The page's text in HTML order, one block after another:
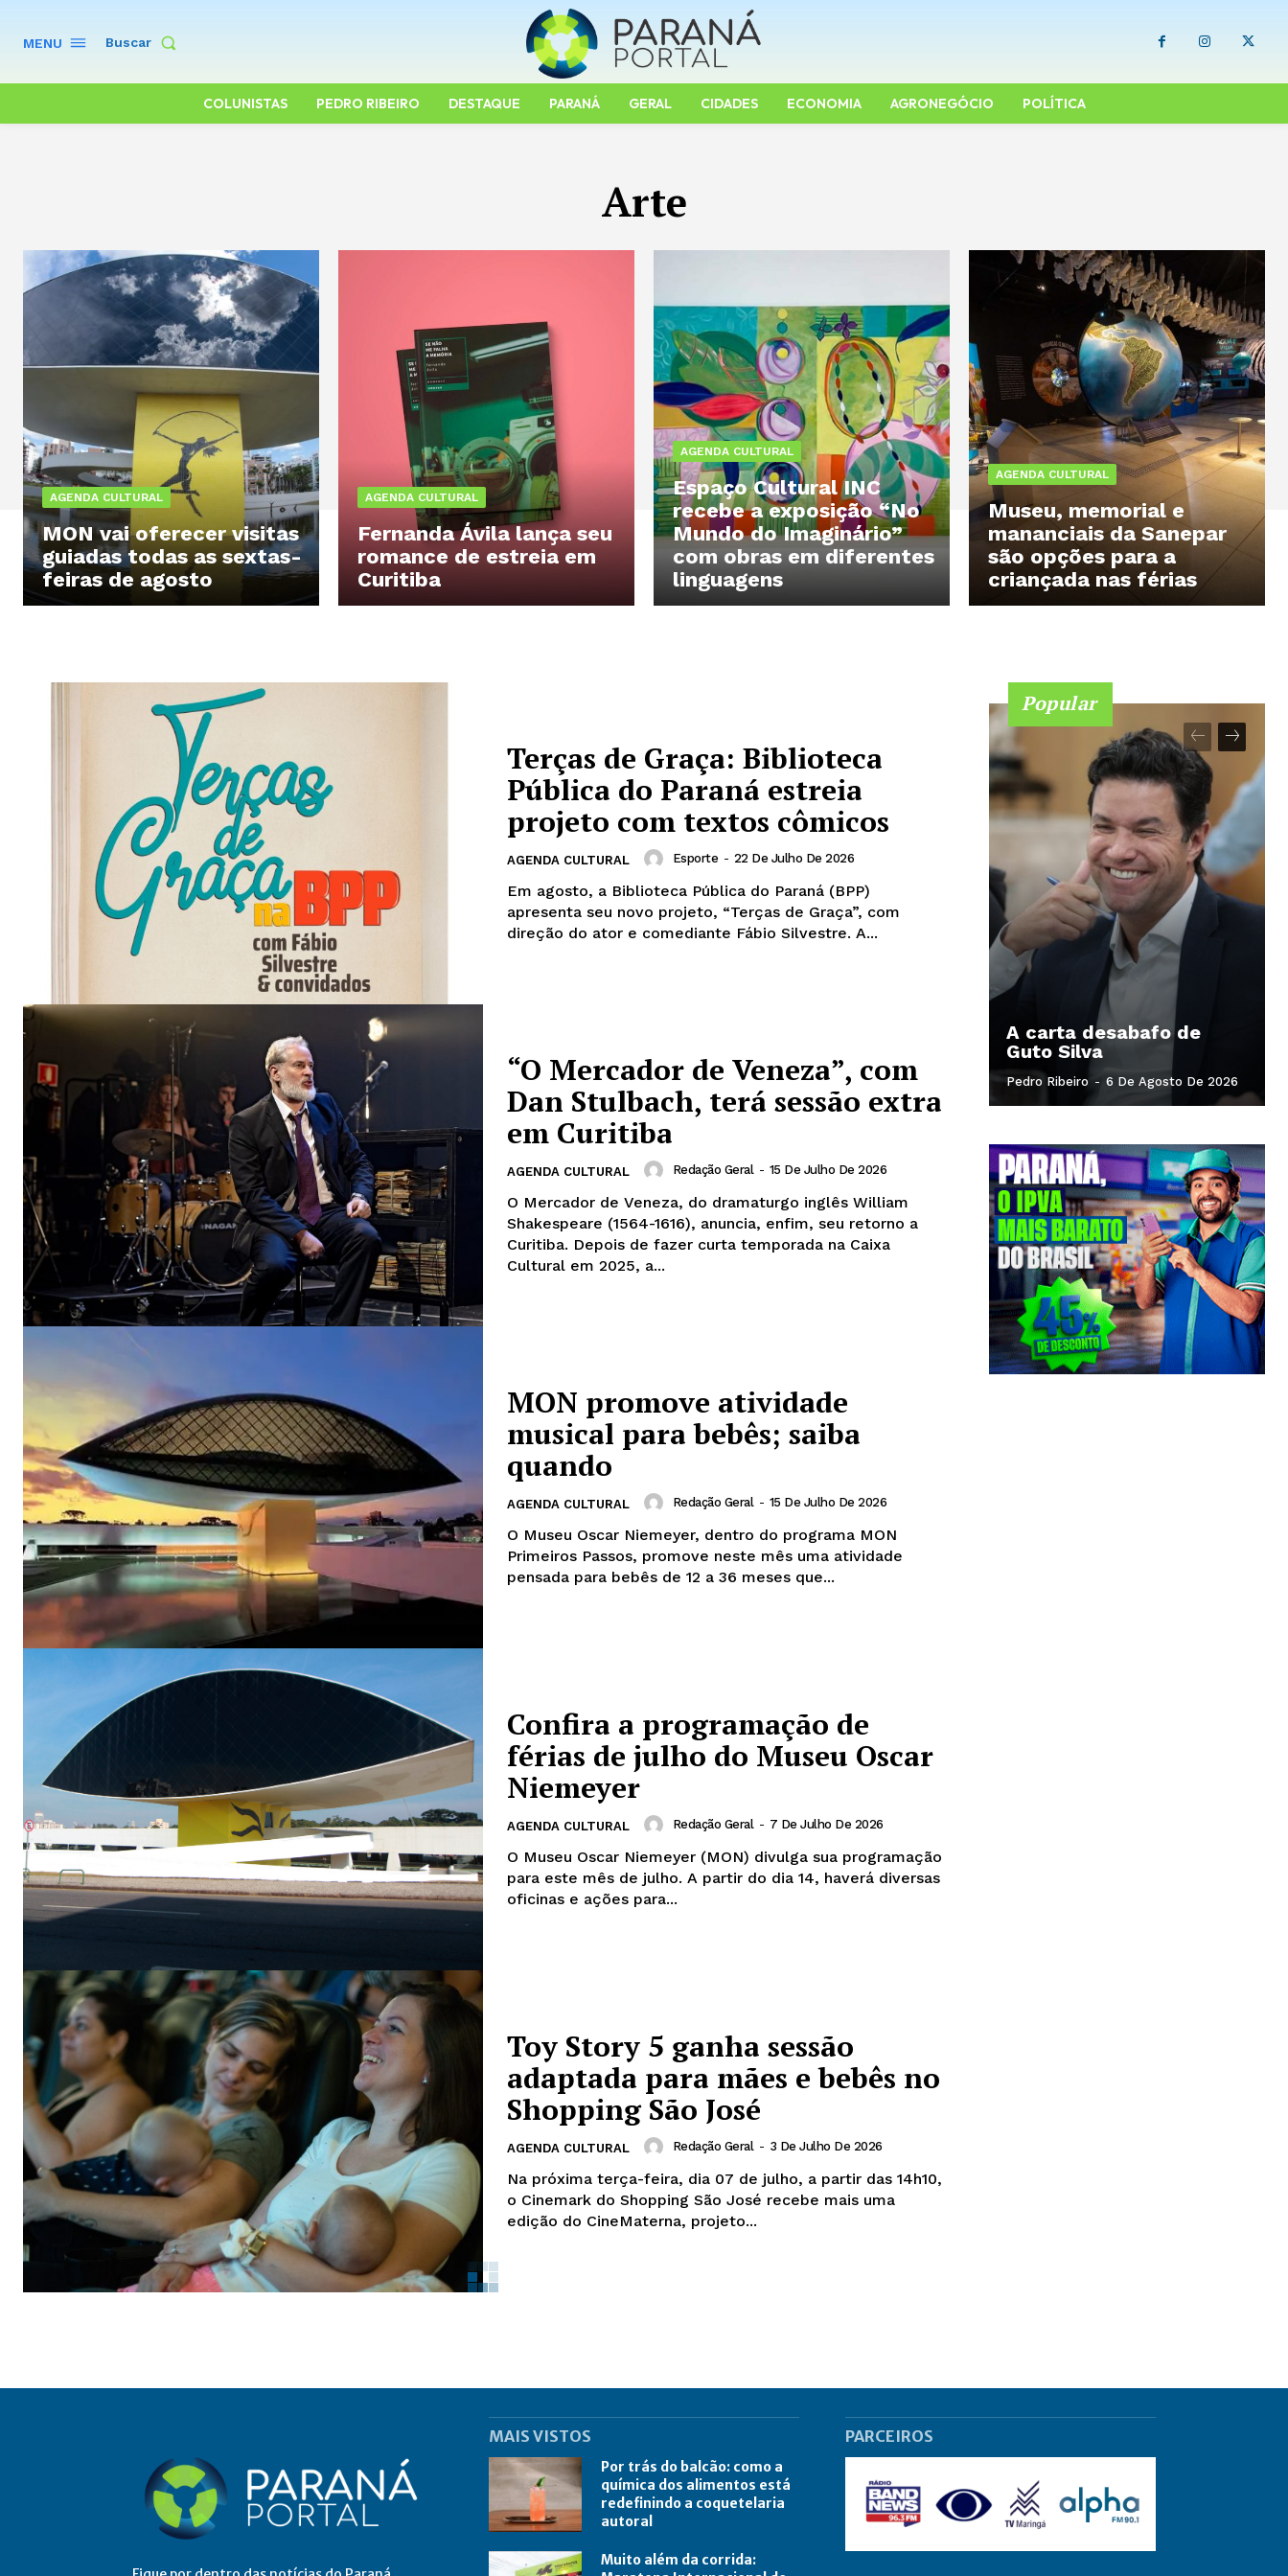
MENU Buscar
COLUNISTAS PEDRO RIBEIRO DESTAQUE PARANÁ GERAL CIDADES ECONOMIA AGRONEGÓCIO POLÍTICA
Arte
AGENDA CULTURAL
MON vai oferecer visitas
guiadas todas as sextas-
feiras de agosto
AGENDA CULTURAL
Fernanda Ávila lança seu
romance de estreia em
Curitiba
AGENDA CULTURAL
Espaço Cultural INC
recebe a exposição “No
Mundo do Imaginário”
com obras em diferentes
linguagens
AGENDA CULTURAL
Museu, memorial e
mananciais da Sanepar
são opções para a
criançada nas férias
Terças de Graça: Biblioteca
Pública do Paraná estreia
projeto com textos cômicos
AGENDA CULTURAL Esporte - 22 De Julho De 2026
Em agosto, a Biblioteca Pública do Paraná (BPP)
apresenta seu novo projeto, “Terças de Graça”, com
direção do ator e comediante Fábio Silvestre. A...
“O Mercador de Veneza”, com
Dan Stulbach, terá sessão extra
em Curitiba
AGENDA CULTURAL Redação Geral - 15 De Julho De 2026
O Mercador de Veneza, do dramaturgo inglês William
Shakespeare (1564-1616), anuncia, enfim, seu retorno a
Curitiba. Depois de fazer curta temporada na Caixa
Cultural em 2025, a...
MON promove atividade
musical para bebês; saiba
quando
AGENDA CULTURAL Redação Geral - 15 De Julho De 2026
O Museu Oscar Niemeyer, dentro do programa MON
Primeiros Passos, promove neste mês uma atividade
pensada para bebês de 12 a 36 meses que...
Confira a programação de
férias de julho do Museu Oscar
Niemeyer
AGENDA CULTURAL Redação Geral - 7 De Julho De 2026
O Museu Oscar Niemeyer (MON) divulga sua programação
para este mês de julho. A partir do dia 14, haverá diversas
oficinas e ações para...
Toy Story 5 ganha sessão
adaptada para mães e bebês no
Shopping São José
AGENDA CULTURAL Redação Geral - 3 De Julho De 2026
Na próxima terça-feira, dia 07 de julho, a partir das 14h10,
o Cinemark do Shopping São José recebe mais uma
edição do CineMaterna, projeto...
Popular
A carta desabafo de
Guto Silva
Pedro Ribeiro - 6 De Agosto De 2026
MAIS VISTOS
Por trás do balcão: como a
química dos alimentos está
redefinindo a coquetelaria
autoral
Muito além da corrida:
PARCEIROS